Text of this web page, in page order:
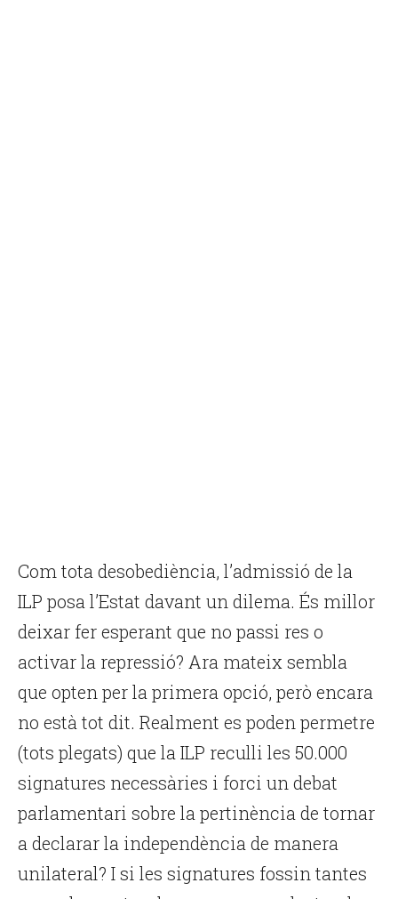
Com tota desobediència, l’admissió de la
ILP posa l’Estat davant un dilema. És millor
deixar fer esperant que no passi res o
activar la repressió? Ara mateix sembla
que opten per la primera opció, però encara
no està tot dit. Realment es poden permetre
(tots plegats) que la ILP reculli les 50.000
signatures necessàries i forci un debat
parlamentari sobre la pertinència de tornar
a declarar la independència de manera
unilateral? I si les signatures fossin tantes